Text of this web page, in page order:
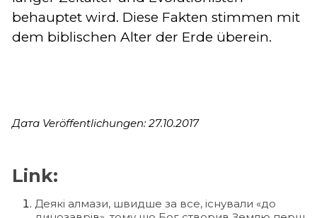
behauptet wird. Diese Fakten stimmen mit
dem biblischen Alter der Erde überein.
Дата Veröffentlichungen: 27.10.2017
Link:
Деякі алмази, швидше за все, існували «до